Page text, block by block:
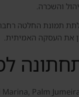
והשכרה.
תמונת החלטה רחבה
את העסקה האמיתית.